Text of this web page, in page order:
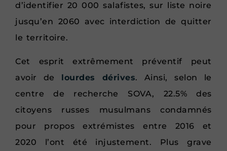
d’identifier 20 000 salafistes, sur liste noire
jusqu’en 2060 avec interdiction de quitter
le territoire.
Cet esprit extrêmement préventif peut
avoir de lourdes dérives. Ainsi, selon le
centre de recherche SOVA, 22.5% des
citoyens russes musulmans condamnés
pour propos extrémistes entre 2016 et
2020 l’ont été injustement. Plus grave